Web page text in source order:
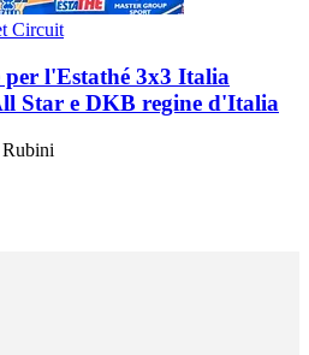
Circuit
l'Estathé 3x3 Italia
Star e DKB regine d'Italia